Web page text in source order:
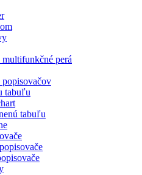
multifunkčné perá
tabuľu
tabuľu